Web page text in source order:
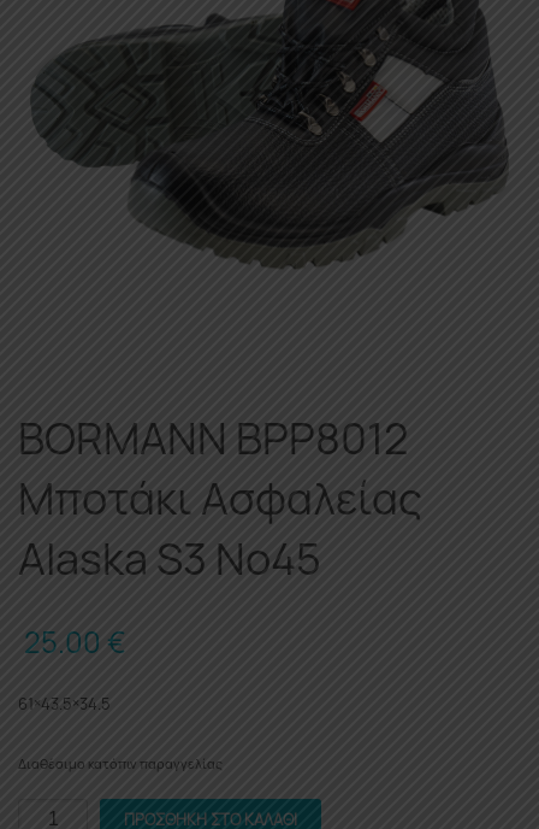
BORMANN BPP8012
Μποτάκι Ασφαλείας
Alaska S3 Νο45
25.00 €
61×43.5×34.5
Διαθέσιμο κατόπιν παραγγελίας
BORMANN
ΠΡΟΣΘΉΚΗ ΣΤΟ ΚΑΛΆΘΙ